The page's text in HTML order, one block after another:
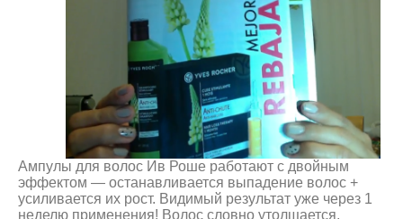
Ампулы для волос Ив Роше работают с двойным
эффектом — останавливается выпадение волос +
усиливается их рост. Видимый результат уже через 1
неделю применения! Волос словно утолщается,